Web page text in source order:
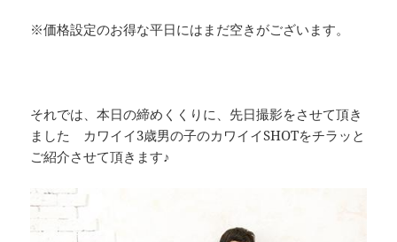
※価格設定のお得な平日にはまだ空きがございます。
それでは、本日の締めくくりに、先日撮影をさせて頂き
ました カワイイ3歳男の子のカワイイSHOTをチラッと
ご紹介させて頂きます♪